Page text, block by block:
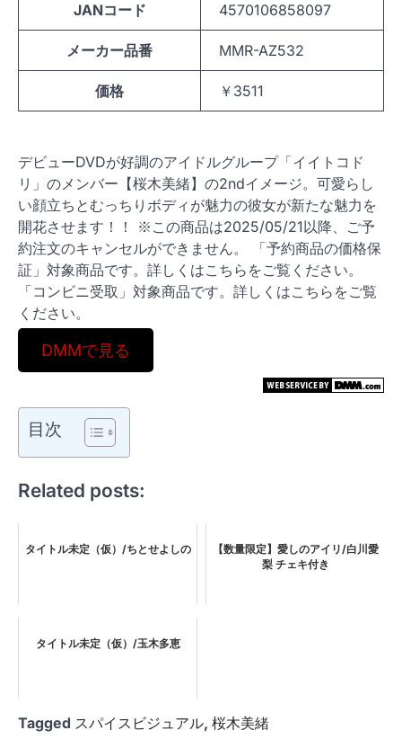
JANコード 4570106858097
メーカー品番 MMR-AZ532
価格 ￥3511
デビューDVDが好調のアイドルグループ「イイトコド
リ」のメンバー【桜木美緒】の2ndイメージ。可愛らし
い顔立ちとむっちりボディが魅力の彼女が新たな魅力を
開花させます！！ ※この商品は2025/05/21以降、ご予
約注文のキャンセルができません。 「予約商品の価格保
証」対象商品です。詳しくはこちらをご覧ください。
「コンビニ受取」対象商品です。詳しくはこちらをご覧
ください。
DMMで見る
目次
Related posts:
タイトル未定（仮）/ちとせよしの
【数量限定】愛しのアイリ/白川愛
梨 チェキ付き
タイトル未定（仮）/玉木多恵
Tagged スパイスビジュアル, 桜木美緒